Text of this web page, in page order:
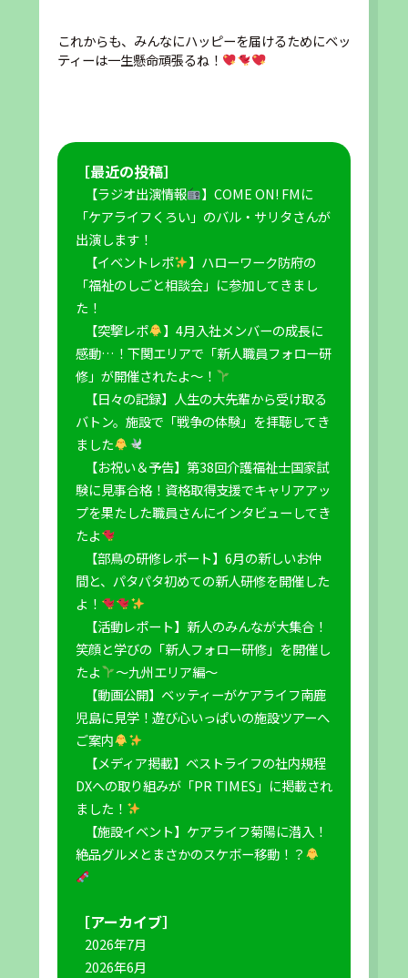
これからも、みんなにハッピーを届けるためにベッ
ティーは一生懸命頑張るね！
［最近の投稿］
【ラジオ出演情報
】COME ON! FMに
「ケアライフくろい」のバル・サリタさんが
出演します！
【イベントレポ
】ハローワーク防府の
「福祉のしごと相談会」に参加してきまし
た！
【突撃レポ
】4月入社メンバーの成長に
感動…！下関エリアで「新人職員フォロー研
修」が開催されたよ〜！
【日々の記録】人生の大先輩から受け取る
バトン。施設で「戦争の体験」を拝聴してき
ました
【お祝い＆予告】第38回介護福祉士国家試
験に見事合格！資格取得支援でキャリアアッ
プを果たした職員さんにインタビューしてき
たよ
【部鳥の研修レポート】6月の新しいお仲
間と、パタパタ初めての新人研修を開催した
よ！
【活動レポート】新人のみんなが大集合！
笑顔と学びの「新人フォロー研修」を開催し
たよ
～九州エリア編～
【動画公開】ベッティーがケアライフ南鹿
児島に見学！遊び心いっぱいの施設ツアーへ
ご案内
【メディア掲載】ベストライフの社内規程
DXへの取り組みが「PR TIMES」に掲載され
ました！
【施設イベント】ケアライフ菊陽に潜入！
絶品グルメとまさかのスケボー移動！？
［アーカイブ］
2026年7月
2026年6月